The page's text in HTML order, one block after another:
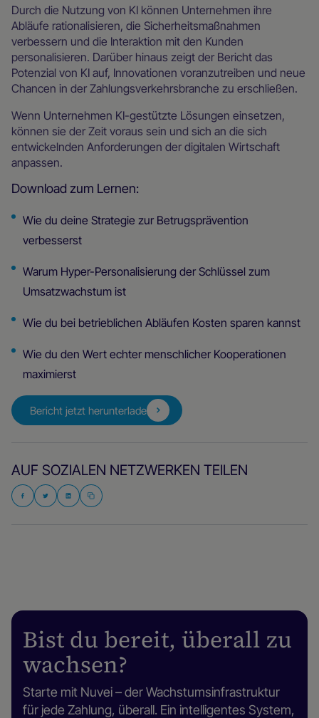
Durch die Nutzung von KI können Unternehmen ihre
Abläufe rationalisieren, die Sicherheitsmaßnahmen
verbessern und die Interaktion mit den Kunden
personalisieren. Darüber hinaus zeigt der Bericht das
Potenzial von KI auf, Innovationen voranzutreiben und neue
Chancen in der Zahlungsverkehrsbranche zu erschließen.
Wenn Unternehmen KI-gestützte Lösungen einsetzen,
können sie der Zeit voraus sein und sich an die sich
entwickelnden Anforderungen der digitalen Wirtschaft
anpassen.
Download zum Lernen:
Wie du deine Strategie zur Betrugsprävention
verbesserst
Warum Hyper-Personalisierung der Schlüssel zum
Umsatzwachstum ist
Wie du bei betrieblichen Abläufen Kosten sparen kannst
Wie du den Wert echter menschlicher Kooperationen
maximierst
Bericht jetzt herunterladen
AUF SOZIALEN NETZWERKEN TEILEN
Bist du bereit, überall zu
wachsen?
Starte mit Nuvei – der Wachstumsinfrastruktur
für jede Zahlung, überall. Ein intelligentes System,